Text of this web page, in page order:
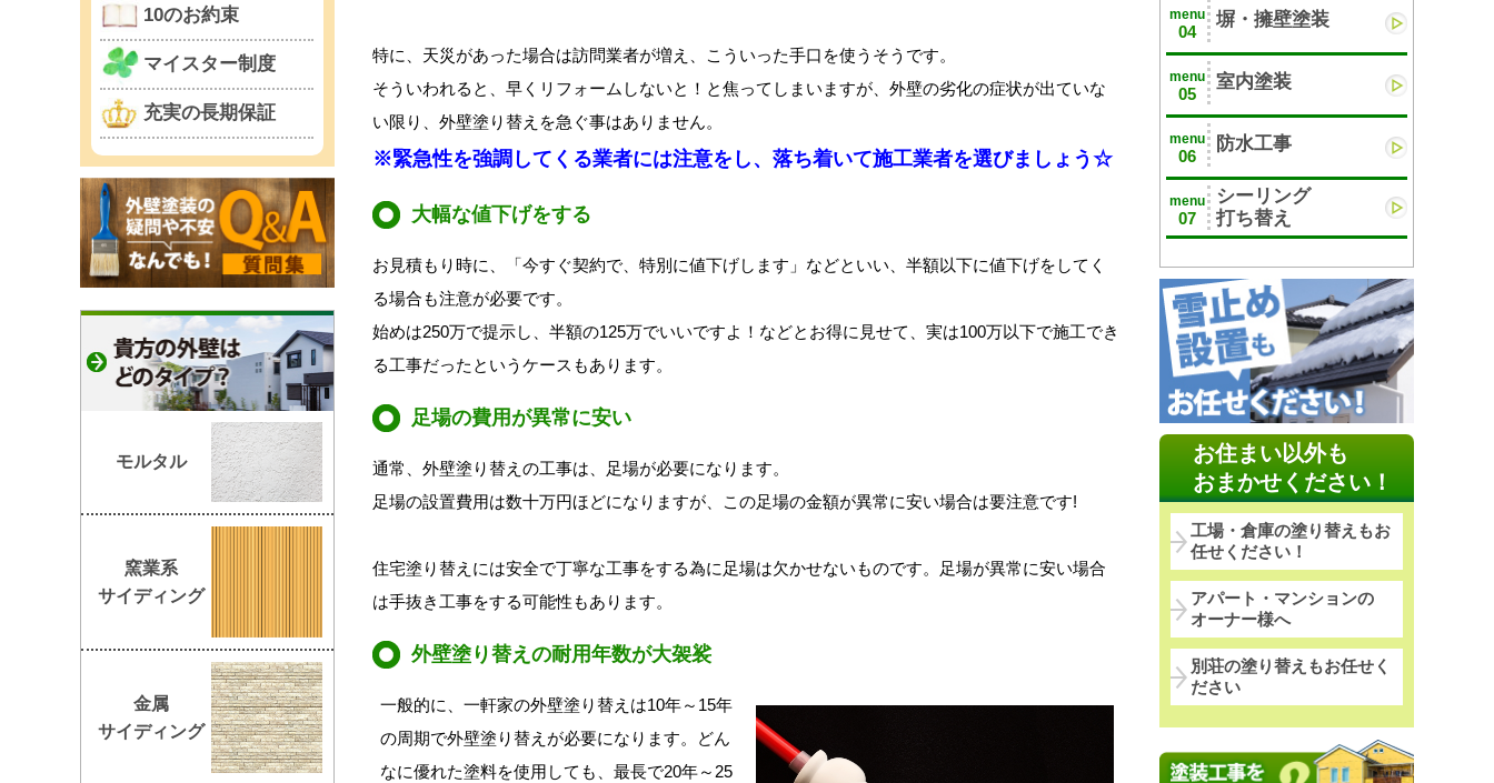
特に、天災があった場合は訪問業者が増え、こういった手口を使うそうです。
そういわれると、早くリフォームしないと！と焦ってしまいますが、外壁の劣化の症状が出ていな
い限り、外壁塗り替えを急ぐ事はありません。
※緊急性を強調してくる業者には注意をし、落ち着いて施工業者を選びましょう☆
大幅な値下げをする
お見積もり時に、「今すぐ契約で、特別に値下げします」などといい、半額以下に値下げをしてく
る場合も注意が必要です。
始めは250万で提示し、半額の125万でいいですよ！などとお得に見せて、実は100万以下で施工でき
る工事だったというケースもあります。
足場の費用が異常に安い
通常、外壁塗り替えの工事は、足場が必要になります。
足場の設置費用は数十万円ほどになりますが、この足場の金額が異常に安い場合は要注意です!
住宅塗り替えには安全で丁寧な工事をする為に足場は欠かせないものです。足場が異常に安い場合
は手抜き工事をする可能性もあります。
外壁塗り替えの耐用年数が大袈裟
一般的に、一軒家の外壁塗り替えは10年～15年
の周期で外壁塗り替えが必要になります。どん
なに優れた塗料を使用しても、最長で20年～25
menu
04
塀・擁壁塗装
menu
05
室内塗装
menu
06
防水工事
menu
07
シーリング
打ち替え
お住まい以外も
おまかせください！
工場・倉庫の塗り替えもお
任せください！
アパート・マンションの
オーナー様へ
別荘の塗り替えもお任せく
ださい
10のお約束
マイスター制度
充実の長期保証
モルタル
窯業系
サイディング
金属
サイディング